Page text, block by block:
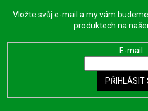
Vložte svůj e-mail a my vám
produktech na
E-mail
PŘIHLÁSIT